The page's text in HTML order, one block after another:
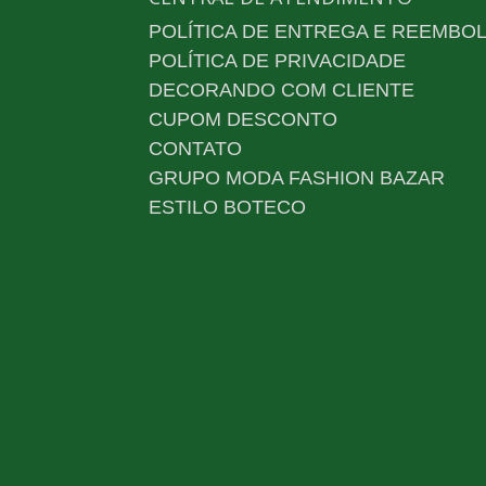
POLÍTICA DE ENTREGA E
POLÍTICA DE PRIVACIDADE
DECORANDO COM CLIENTE
CUPOM DESCONTO
CONTATO
GRUPO MODA FASHION BAZAR
ESTILO BOTECO